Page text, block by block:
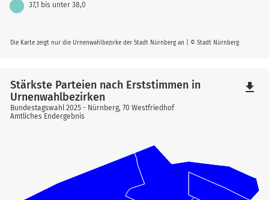
Die Karte zeigt nur die Urnenwahlbezirke der Stadt Nürnberg an | © Stadt Nürnberg
37,1 bis unter 38,0
Stärkste Parteien nach Erststimmen in
Urnenwahlbezirken
Bundestagswahl 2025 - Nürnberg, 70 Westfriedhof
Amtliches Endergebnis
file_download